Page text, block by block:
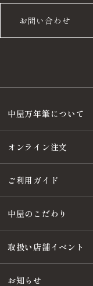
お問い合わせ
中屋万年筆について
オンライン注文
ご利用ガイド
中屋のこだわり
取扱い店舗イベント
お知らせ